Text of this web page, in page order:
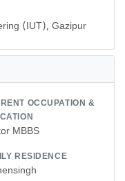
OCCUPATION &
MBBS
RESIDENCE